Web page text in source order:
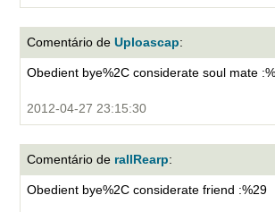
Comentário de Uploascap:
Obedient bye%2C considerate soul mate
2012-04-27 23:15:30
Comentário de rallRearp:
Obedient bye%2C considerate friend :%29